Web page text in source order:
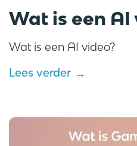
Wat is een AI
Wat is een AI video?
Lees verder